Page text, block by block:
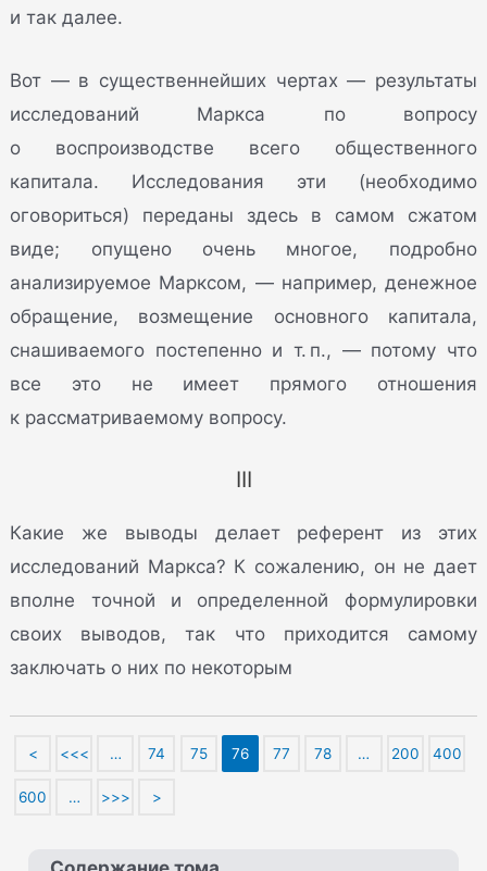
и так далее.
Вот — в существеннейших чертах — результаты
исследований Маркса по вопросу
о воспроизводстве всего общественного
капитала. Исследования эти (необходимо
оговориться) переданы здесь в самом сжатом
виде; опущено очень многое, подробно
анализируемое Марксом, — например, денежное
обращение, возмещение основного капитала,
снашиваемого постепенно и т. п., — потому что
все это не имеет прямого отношения
к рассматриваемому вопросу.
III
Какие же выводы делает референт из этих
исследований Маркса? К сожалению, он не дает
вполне точной и определенной формулировки
своих выводов, так что приходится самому
заключать о них по некоторым
< <<< … 74 75 76 77 78 … 200 400
600 … >>> >